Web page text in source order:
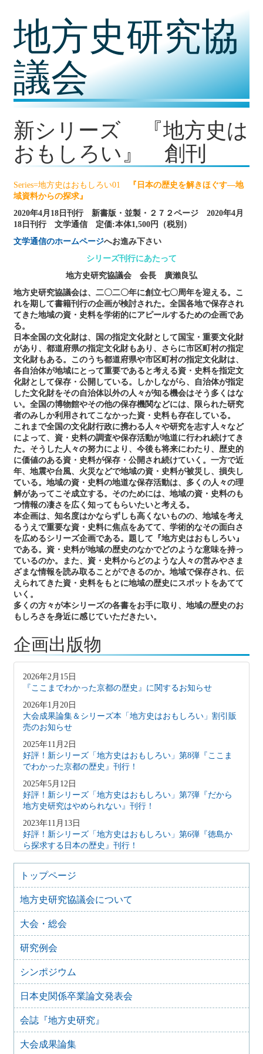
地方史研究協
議会
新シリーズ 『地方史は
おもしろい』 創刊
Series=地方史はおもしろい01
『日本の歴史を解きほぐす―地
域資料からの探求』
2020年4月18日刊行 新書版・並製・２７２ページ 2020年4月
18日刊行 文学通信 定価:本体1,500円（税別）
文学通信のホームページへお進み下さい
シリーズ刊行にあたって
地方史研究協議会 会長 廣瀨良弘
地方史研究協議会は、二〇二〇年に創立七〇周年を迎える。こ
れを期して書籍刊行の企画が検討された。全国各地で保存され
てきた地域の資・史料を学術的にアピールするための企画であ
る。
日本全国の文化財は、国の指定文化財として国宝・重要文化財
があり、都道府県の指定文化財もあり、さらに市区町村の指定
文化財もある。このうち都道府県や市区町村の指定文化財は、
各自治体が地域にとって重要であると考える資・史料を指定文
化財として保存・公開している。しかしながら、自治体が指定
した文化財をその自治体以外の人々が知る機会はそう多くはな
い。全国の博物館やその他の保存機関などには、限られた研究
者のみしか利用されてこなかった資・史料も存在している。
これまで全国の文化財行政に携わる人々や研究を志す人々など
によって、資・史料の調査や保存活動が地道に行われ続けてき
た。そうした人々の努力により、今後も将来にわたり、歴史的
に価値のある資・史料が保存・公開され続けていく。一方で近
年、地震や台風、火災などで地域の資・史料が被災し、損失し
ている。地域の資・史料の地道な保存活動は、多くの人々の理
解があってこそ成立する。そのためには、地域の資・史料のも
つ情報の凄さを広く知ってもらいたいと考える。
本企画は、知名度はかならずしも高くないものの、地域を考え
るうえで重要な資・史料に焦点をあてて、学術的なその面白さ
を広めるシリーズ企画である。題して『地方史はおもしろい』
である。資・史料が地域の歴史のなかでどのような意味を持っ
ているのか。また、資・史料からどのような人々の営みやさま
ざまな情報を読み取ることができるのか。地域で保存され、伝
えられてきた資・史料をもとに地域の歴史にスポットをあてて
いく。
多くの方々が本シリーズの各書をお手に取り、地域の歴史のお
もしろさを身近に感じていただきたい。
企画出版物
2026年2月15日
『ここまでわかった京都の歴史』に関するお知らせ
2026年1月20日
大会成果論集＆シリーズ本「地方史はおもしろい」割引販
売のお知らせ
2025年11月2日
好評！新シリーズ「地方史はおもしろい」第8弾『ここま
でわかった京都の歴史』刊行！
2025年5月12日
好評！新シリーズ「地方史はおもしろい」第7弾『だから
地方史研究はやめられない』刊行！
2023年11月13日
好評！新シリーズ「地方史はおもしろい」第6弾『徳島か
ら探求する日本の歴史』刊行！
2023年6月28日
『「非常時」の記録保存と記憶化 戦争・災害・感染症と
地域社会』が岩田書院より刊行されました
2022年12月25日
好評！新シリーズ「地方史はおもしろい」第5弾 『日本
の歴史を突き詰める おおさかの歴史』刊行！
2021年10月15日
好評！新シリーズ『地方史はおもしろい』第４弾
2021年4月12日
2020年11月3日
好評！新シリーズ『地方史はおもしろい』第２弾
2020年4月13日
新シリーズ 『地方史はおもしろい』 創刊
トップページ
地方史研究協議会について
大会・総会
研究例会
シンポジウム
日本史関係卒業論文発表会
会誌『地方史研究』
大会成果論集